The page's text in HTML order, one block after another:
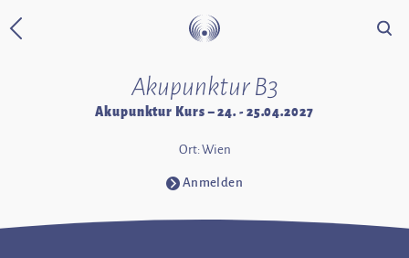
Zurück zur Startseite Suche
Akupunktur B3
Akupunktur Kurs – 24. - 25.04.2027
Ort: Wien
⧁ Anmelden